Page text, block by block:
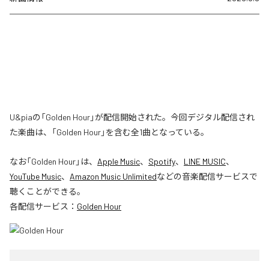
U&piaの「Golden Hour」が配信開始された。今回デジタル配信され
た楽曲は、「Golden Hour」を含む全1曲となっている。
なお「Golden Hour」は、 Apple Music、 Spotify、 LINE MUSIC、
YouTube Music、 Amazon Music Unlimitedなどの音楽配信サービスで
聴くことができる。
各配信サービス： Golden Hour